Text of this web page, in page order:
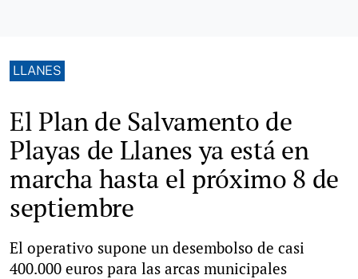
LLANES
El Plan de Salvamento de
Playas de Llanes ya está en
marcha hasta el próximo 8 de
septiembre
El operativo supone un desembolso de casi
400.000 euros para las arcas municipales